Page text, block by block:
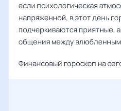
если психологическая
напряженной, в этот день
подчеркиваются приятные,
общения между
Финансовый гороскоп на